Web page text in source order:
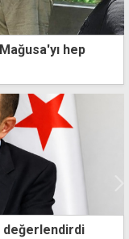
hep
için yol haritası